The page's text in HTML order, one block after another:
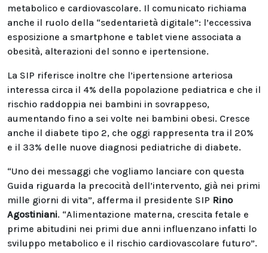
metabolico e cardiovascolare. Il comunicato richiama
anche il ruolo della “sedentarietà digitale”: l’eccessiva
esposizione a smartphone e tablet viene associata a
obesità, alterazioni del sonno e ipertensione.
La SIP riferisce inoltre che l’ipertensione arteriosa
interessa circa il 4% della popolazione pediatrica e che il
rischio raddoppia nei bambini in sovrappeso,
aumentando fino a sei volte nei bambini obesi. Cresce
anche il diabete tipo 2, che oggi rappresenta tra il 20%
e il 33% delle nuove diagnosi pediatriche di diabete.
“Uno dei messaggi che vogliamo lanciare con questa
Guida riguarda la precocità dell’intervento, già nei primi
mille giorni di vita”, afferma il presidente SIP Rino
Agostiniani. “Alimentazione materna, crescita fetale e
prime abitudini nei primi due anni influenzano infatti lo
sviluppo metabolico e il rischio cardiovascolare futuro”.